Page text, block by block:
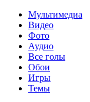
Мультимедиа
Видео
Фото
Аудио
Все голы
Обои
Игры
Темы